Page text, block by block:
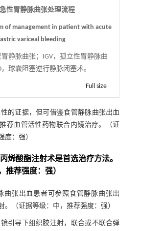
性胃静脉曲张处理流程
of management in patient with acute
variceal bleeding
胃静脉曲张；IGV，孤立性胃静脉曲
，球囊阻塞逆行静脉闭塞术。
Full size
的证据，但可借鉴食管静脉曲张出血
荐血管活性药物联合内镜治疗。（证
度：强）
烯酸酯注射术是首选治疗方法。
推荐强度：强）
曲张出血患者可参照食管静脉曲张出
。（证据等级：中，推荐强度：强）
引导下组织胶注射，联合或不联合弹